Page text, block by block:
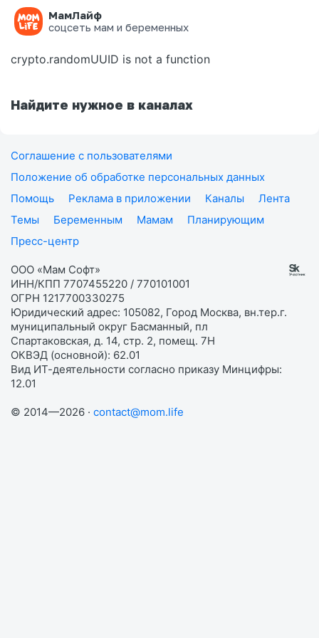
МамЛайф
соцсеть мам и беременных
Ошибка на странице
crypto.randomUUID is not a function
Найдите нужное в каналах
Соглашение с пользователями
Положение об обработке персональных данных
Помощь
Реклама в приложении Каналы
Лента
Темы
Беременным Мамам
Планирующим
Пресс-центр
ООО «Мам Софт»
ИНН/КПП 7707455220 / 770101001
ОГРН 1217700330275
Юридический адрес: 105082, Город Москва, вн.тер.г.
муниципальный округ Басманный, пл
Спартаковская, д. 14, стр. 2, помещ. 7Н
ОКВЭД (основной): 62.01
Вид ИТ-деятельности согласно приказу Минцифры:
12.01
© 2014—2026 · contact@mom.life